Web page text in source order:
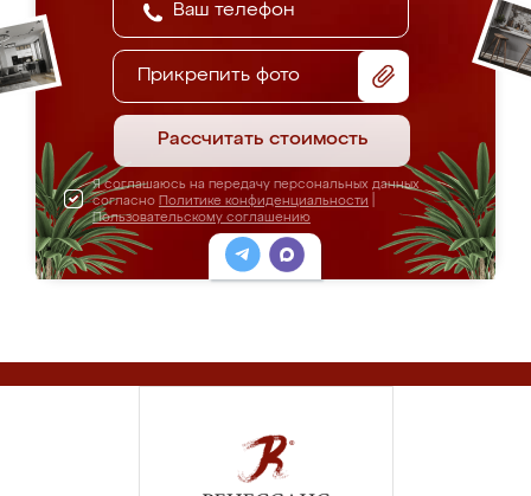
Прикрепить фото
Рассчитать стоимость
Я соглашаюсь на передачу персональных данных
согласно Политике конфиденциальности
Пользовательскому соглашению